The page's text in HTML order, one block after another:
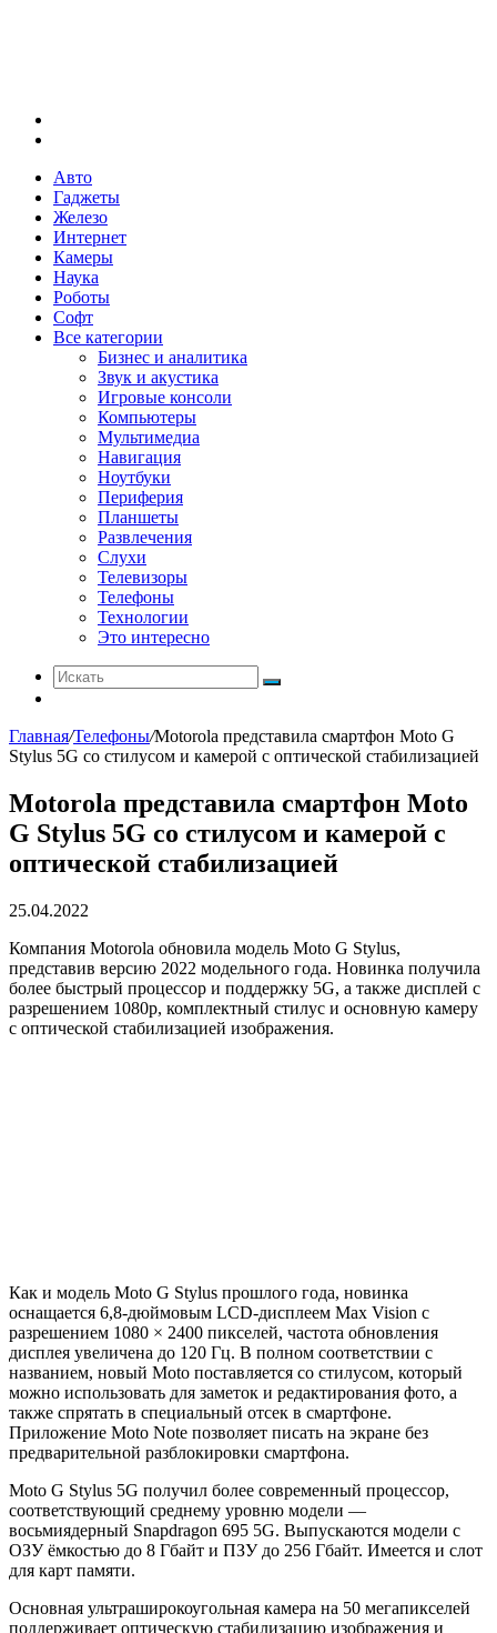
Авто
Гаджеты
Железо
Интернет
Камеры
Наука
Роботы
Софт
Все категории
Бизнес и аналитика
Звук и акустика
Игровые консоли
Компьютеры
Мультимедиа
Навигация
Ноутбуки
Периферия
Планшеты
Развлечения
Слухи
Телевизоры
Телефоны
Технологии
Это интересно
Искать
Главная/Телефоны/Motorola представила смартфон Moto G
Stylus 5G со стилусом и камерой с оптической стабилизацией
Motorola представила смартфон Moto
G Stylus 5G со стилусом и камерой с
оптической стабилизацией
25.04.2022
Компания Motorola обновила модель Moto G Stylus,
представив версию 2022 модельного года. Новинка получила
более быстрый процессор и поддержку 5G, а также дисплей с
разрешением 1080p, комплектный стилус и основную камеру
с оптической стабилизацией изображения.
Как и модель Moto G Stylus прошлого года, новинка
оснащается 6,8-дюймовым LCD-дисплеем Max Vision с
разрешением 1080 × 2400 пикселей, частота обновления
дисплея увеличена до 120 Гц. В полном соответствии с
названием, новый Moto поставляется со стилусом, который
можно использовать для заметок и редактирования фото, а
также спрятать в специальный отсек в смартфоне.
Приложение Moto Note позволяет писать на экране без
предварительной разблокировки смартфона.
Moto G Stylus 5G получил более современный процессор,
соответствующий среднему уровню модели —
восьмиядерный Snapdragon 695 5G. Выпускаются модели с
ОЗУ ёмкостью до 8 Гбайт и ПЗУ до 256 Гбайт. Имеется и слот
для карт памяти.
Основная ультраширокоугольная камера на 50 мегапикселей
поддерживает оптическую стабилизацию изображения и